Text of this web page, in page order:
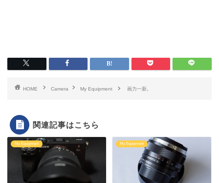
HOME Camera My Equipment 画力一新。
関連記事はこちら
My Equipment My Equipment